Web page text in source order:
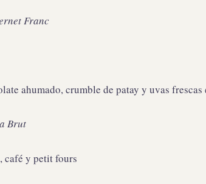
Franc
ahumado, crumble de patay y uvas
Brut
café y petit fours